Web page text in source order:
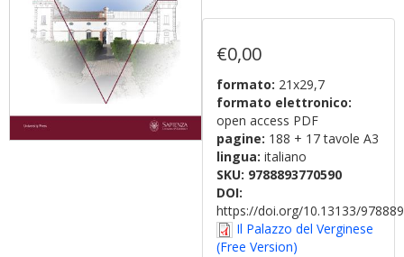
€0,00
formato: 21x29,7
formato elettronico:
open access PDF
pagine: 188 + 17 tavole A3
lingua: italiano
SKU: 9788893770590
DOI:
https://doi.org/10.13133/
Il Palazzo del Verginese
(Free Version)